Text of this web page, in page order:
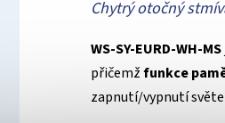
Chytrý otočný
WS-SY-EURD-WH-MS
přičemžfunkce
zapnutí/vypnutí